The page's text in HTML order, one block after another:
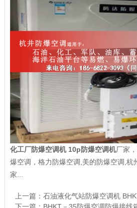
化工厂防爆空调机 10p防爆空调机厂家
爆空调，格力防爆空调,美的防爆空调,杭
家...
上一篇： 石油液化气站防爆空调机